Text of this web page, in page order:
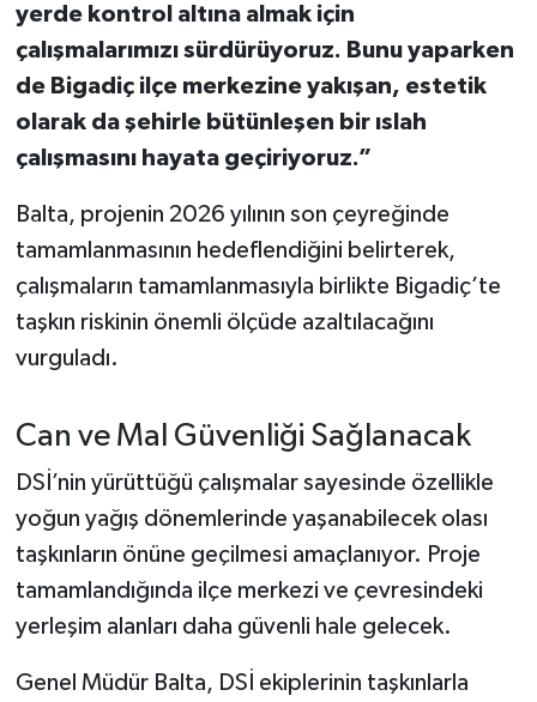
yerde kontrol altına almak için
çalışmalarımızı sürdürüyoruz. Bunu yaparken
de Bigadiç ilçe merkezine yakışan, estetik
olarak da şehirle bütünleşen bir ıslah
çalışmasını hayata geçiriyoruz.”
Balta, projenin 2026 yılının son çeyreğinde
tamamlanmasının hedeflendiğini belirterek,
çalışmaların tamamlanmasıyla birlikte Bigadiç’te
taşkın riskinin önemli ölçüde azaltılacağını
vurguladı.
Can ve Mal Güvenliği Sağlanacak
DSİ’nin yürüttüğü çalışmalar sayesinde özellikle
yoğun yağış dönemlerinde yaşanabilecek olası
taşkınların önüne geçilmesi amaçlanıyor. Proje
tamamlandığında ilçe merkezi ve çevresindeki
yerleşim alanları daha güvenli hale gelecek.
Genel Müdür Balta, DSİ ekiplerinin taşkınlarla
Sındırgı
SPOR
SÜRMANŞET
Susurluk
TARİHTE BUGÜN
TEKNOLOJİ
TÜRKİYE
VİZYONDAKİLER
YAŞAM